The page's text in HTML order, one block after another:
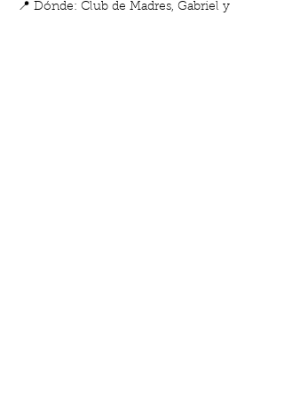
📍 Dónde: Club de Madres, Gabriel y